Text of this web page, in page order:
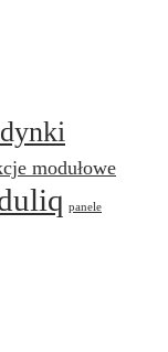
modułowe
panele